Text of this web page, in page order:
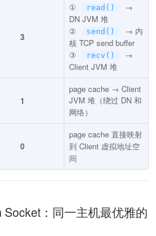
3
① read()
→
DN JVM 堆
②
send()
→ 内
核 TCP send buffer
③
recv()
→
Client JVM 堆
1
page cache → Client
JVM 堆（绕过 DN 和
网络）
0
page cache 直接映射
到 Client 虚拟地址空
间
Socket：同一主机最优雅的